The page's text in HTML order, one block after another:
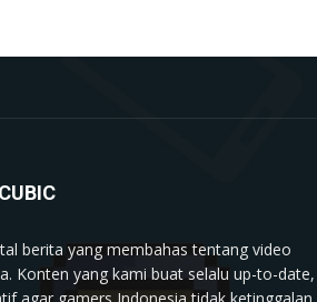
berita yang membahas tentang video
Konten yang kami buat selalu up-to-date,